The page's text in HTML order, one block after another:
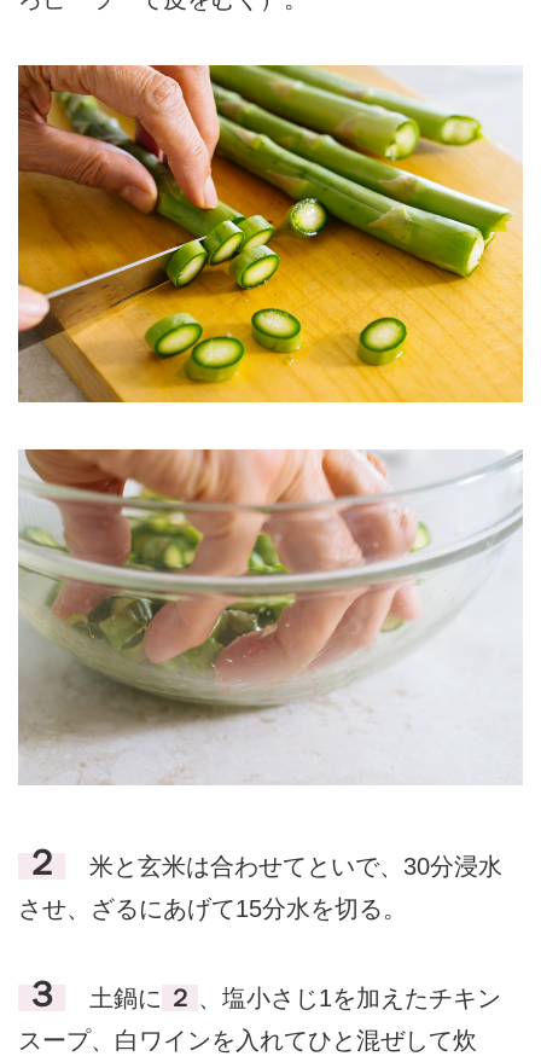
２
米と玄米は合わせてといで、30分浸水
させ、ざるにあげて15分水を切る。
３ 土鍋に ２ 、塩小さじ1を加えたチキン
スープ、白ワインを入れてひと混ぜして炊